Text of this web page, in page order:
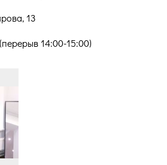
13
14:00-15:00)